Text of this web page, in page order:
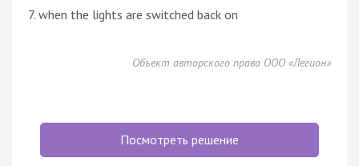
7. when the lights are switched back on
Объект авторского права ООО «Легион»
Посмотреть решение